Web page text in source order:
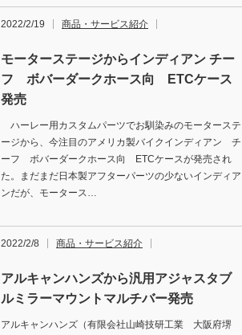
2022/2/19 商品・サービス紹介
モーターステージからインディアン チー
フ ボバーダークホース向 ETCケース
発売
ハーレー用カスタムパーツでお馴染みのモーターステ
ージから、今注目のアメリカ製バイクインディアン チ
ーフ ボバーダークホース向 ETCケースが発売され
た。まだまだ日本製アフターパーツの少ないインディア
ンだが、モータース…
2022/2/8 商品・サービス紹介
アルキャンハンズから汎用アジャスタブ
ルミラーマウントマルチバー発売
アルキャンハンズ（有限会社山崎技研工業 大阪府堺